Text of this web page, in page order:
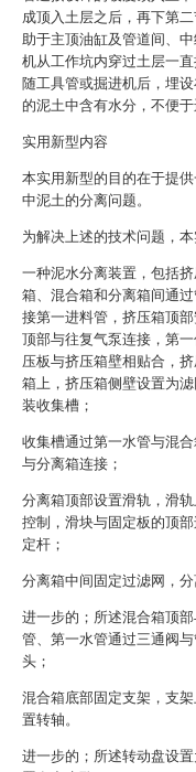
成顶入土层之后，再下第
助于主顶油缸及管道间、
机从工作坑内穿过土层一
随工具管或掘进机后，埋
的泥土中含有水分，不便于
实用新型内容
本实用新型的目的在于提
中泥土的分离问题。
为解决上述的技术问题，
一种泥水分离装置，包括
箱、混合箱和分离箱间通
接第一进料管，挤压箱顶
顶部与往复气泵连接，第
压板与挤压箱壁相贴合，
箱上，挤压箱侧壁设置为
装收集槽；
收集槽通过第一水管与混
与分离箱连接；
分离箱顶部设置滑轨，滑
控制，滑块与固定板的顶
定杆；
分离箱中间固定过滤网，分
进一步的；所述混合箱顶
管、第一水管通过三通阀
头；
混合箱底部固定支架，支
置转轴。
进一步的；所述转动盘设